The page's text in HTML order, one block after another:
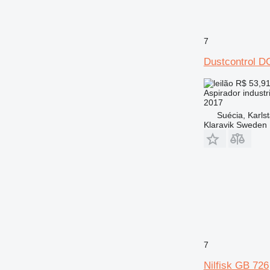
7
Dustcontrol
R$ 53,91
Aspirador
2017
Suécia,
Klaravik Sweden
7
Nilfisk GB 726